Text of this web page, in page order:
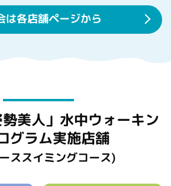
は各店舗ページから
美人」水中ウォーキン
グラム実施店舗
ススイミングコース)